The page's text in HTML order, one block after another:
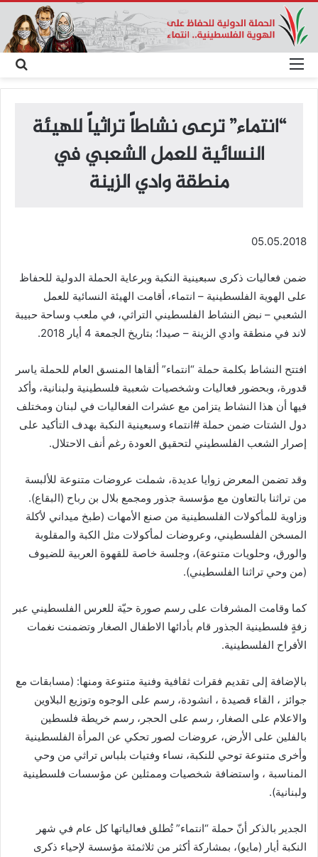
عن
القائمة
“انتماء” ترعى نشاطاً تراثياً للهيئة
النسائية للعمل الشعبي في
منطقة وادي الزينة
05.05.2018
ضمن فعاليات ذكرى سبعينية النكبة وبرعاية الحملة الدولية للحفاظ
على الهوية الفلسطينية – انتماء، أقامت الهيئة النسائية للعمل
الشعبي – نبض النشاط الفلسطيني التراثي، في ملعب وساحة حبيبة
لاند في منطقة وادي الزينة – صيدا؛ بتاريخ الجمعة 4 أيار 2018.
افتتح النشاط بكلمة حملة “انتماء” ألقاها المنسق العام للحملة ياسر
قدورة، وبحضور فعاليات وشخصيات شعبية فلسطينية ولبنانية، وأكد
فيها أن هذا النشاط يتزامن مع عشرات الفعاليات في لبنان ومختلف
دول الشتات ضمن حملة #انتماء وسبعينية النكبة بهدف التأكيد على
إصرار الشعب الفلسطيني لتحقيق العودة رغم أنف الاحتلال.
وقد تضمن المعرض زوايا عديدة، شملت عروضات متنوعة للألبسة
من تراثنا بالتعاون مع مؤسسة جذور ومجمع بلال بن رباح (البقاع).
وزاوية للمأكولات الفلسطينية من صنع الأمهات (طبخ ميداني لأكلة
المسخن الفلسطيني، وعروضات لمأكولات مثل الكبة والمقلوبة
والورق، وحلويات متنوعة)، وجلسة خاصة للقهوة العربية للضيوف
(من وحي تراثنا الفلسطيني).
كما وقامت المشرفات على رسم صورة حيّة للعرس الفلسطيني عبر
زفةٍ فلسطينية الجذور قام بأدائها الاطفال الصغار وتضمنت نغمات
الأفراح الفلسطينية.
بالإضافة إلى تقديم فقرات ثقافية وفنية متنوعة ومنها: (مسابقات مع
جوائز ، القاء قصيدة ، انشودة، رسم على الوجوه وتوزيع البلاوين
والاعلام على الصغار، رسم على الحجر، رسم خريطة فلسطين
بالفلين على الأرض، عروضات لصور تحكي عن المرأة الفلسطينية
وأخرى متنوعة توحي للنكبة، نساء وفتيات بلباس تراثي من وحي
المناسبة ، واستضافة شخصيات وممثلين عن مؤسسات فلسطينية
ولبنانية).
الجدير بالذكر أنّ حملة “انتماء” تُطلق فعالياتها كل عام في شهر
النكبة أيار (مايو)، بمشاركة أكثر من ثلاثمئة مؤسسة لإحياء ذكرى